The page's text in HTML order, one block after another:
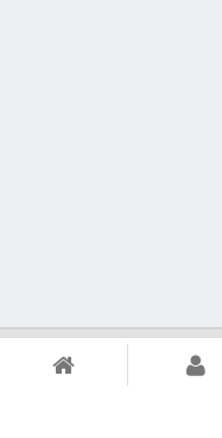
Powered By